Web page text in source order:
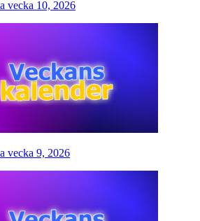
vecka 10, 2026
vecka 9, 2026